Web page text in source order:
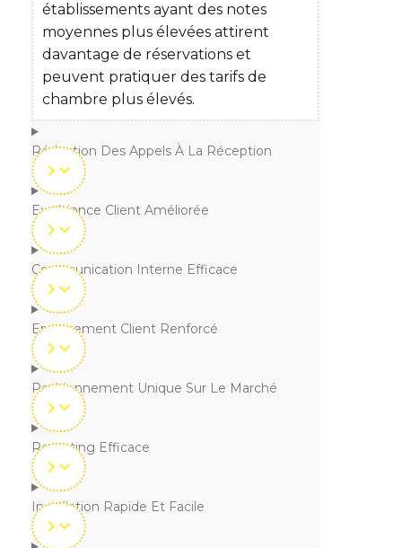
établissements ayant des notes
moyennes plus élevées attirent
davantage de réservations et
peuvent pratiquer des tarifs de
chambre plus élevés.
Réduction Des Appels À La Réception
Expérience Client Améliorée
Communication Interne Efficace
Engagement Client Renforcé
Positionnement Unique Sur Le Marché
Reporting Efficace
Installation Rapide Et Facile